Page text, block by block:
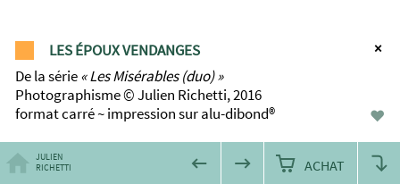
LES ÉPOUX VENDANGES
De la série
Les Misérables (duo)
Photographisme © Julien Richetti, 2016
format carré ~ impression sur alu-dibond®
♥
JULIEN
RICHETTI
ACHAT